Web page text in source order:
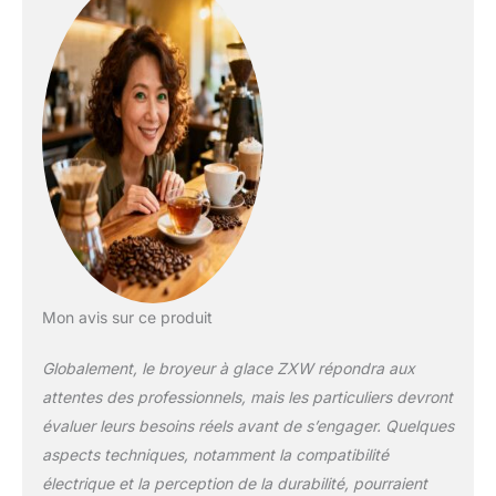
être ajustée
librement: en ajustant
la hauteur de la lame,
l'épaisseur de la
glace pilée peut être
ajustée librement
Moteur à noyau en
cuivre de 380 W,
dispositif de
protection contre la
vitesse peut
plus de travail et
répondre à
l'approvisionnement
d'un grand flux de
Mon avis sur ce produit
Globalement, le broyeur à glace ZXW répondra aux
attentes des professionnels, mais les particuliers devront
évaluer leurs besoins réels avant de s’engager. Quelques
aspects techniques, notamment la compatibilité
électrique et la perception de la durabilité, pourraient